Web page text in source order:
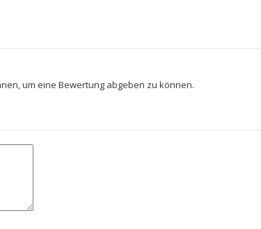
um eine Bewertung abgeben zu können.